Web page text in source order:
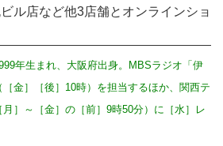
ル店など他3店舗とオンラインショ
年生まれ、大阪府出身。MBSラジオ「伊
金］［後］10時）を担当するほか、関西テ
］～［金］の［前］9時50分）に［水］レ